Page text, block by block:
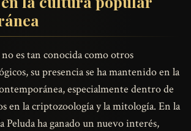
no es tan conocida como otros
su presencia se ha mantenido en la
especialmente dentro de
en la criptozoología y la mitología. En la
Peluda ha ganado un nuevo interés,